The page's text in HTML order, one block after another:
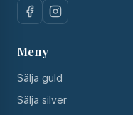
Meny
Sälja guld
Sälja silver